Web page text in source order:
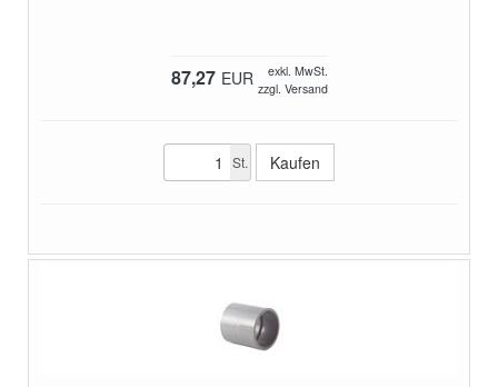
87,27 EUR
exkl. MwSt.
zzgl. Versand
St.